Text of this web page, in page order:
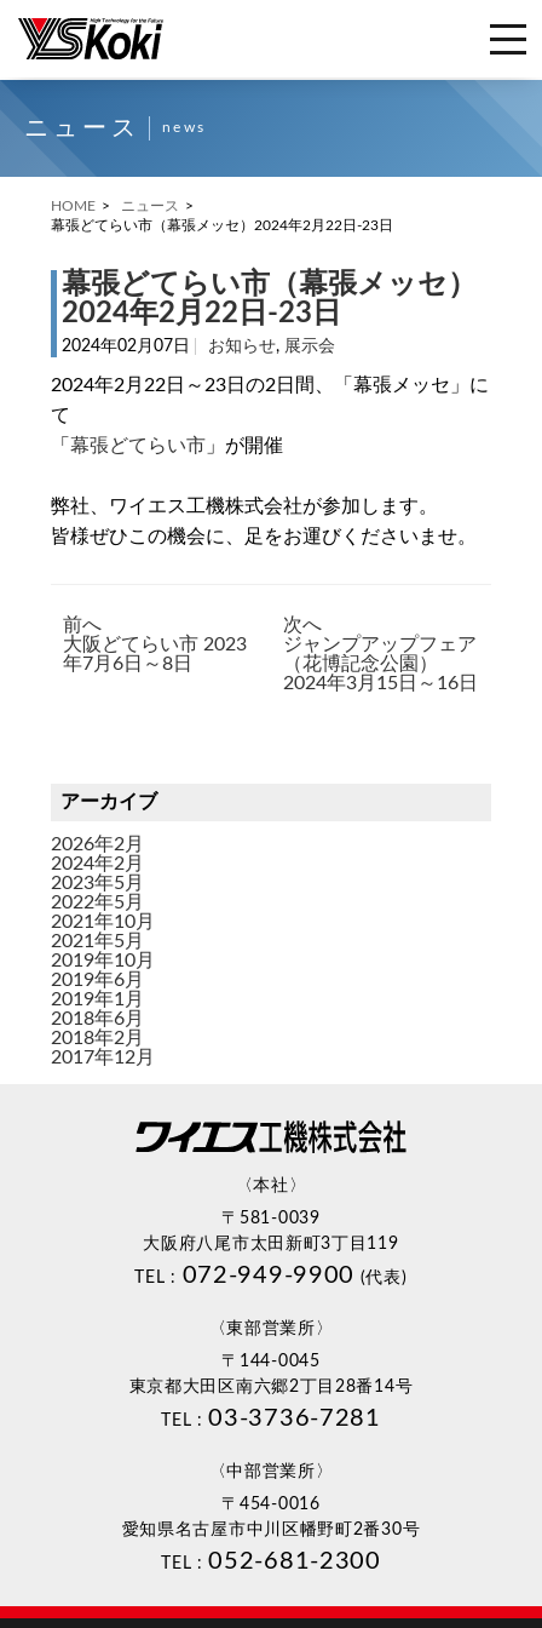
ニュース news
HOME
ニュース
幕張どてらい市（幕張メッセ）2024年2月22日-23日
幕張どてらい市（幕張メッセ）
2024年2月22日-23日
2024年02月07日 お知らせ, 展示会
2024年2月22日～23日の2日間、「幕張メッセ」に
て
「幕張どてらい市 」が開催
弊社、ワイエス工機株式会社が参加します。
皆様ぜひこの機会に、足をお運びくださいませ。
前へ
大阪どてらい市 2023
年7月6日～8日
次へ
ジャンプアップフェア
（花博記念公園）
2024年3月15日～16日
アーカイブ
2026年2月
2024年2月
2023年5月
2022年5月
2021年10月
2021年5月
2019年10月
2019年6月
2019年1月
2018年6月
2018年2月
2017年12月
〈本社〉
〒581-0039
大阪府八尾市太田新町3丁目119
TEL : 072-949-9900 (代表)
〈東部営業所〉
〒144-0045
東京都大田区南六郷2丁目28番14号
TEL :03-3736-7281
〈中部営業所〉
〒454-0016
愛知県名古屋市中川区幡野町2番30号
TEL :052-681-2300